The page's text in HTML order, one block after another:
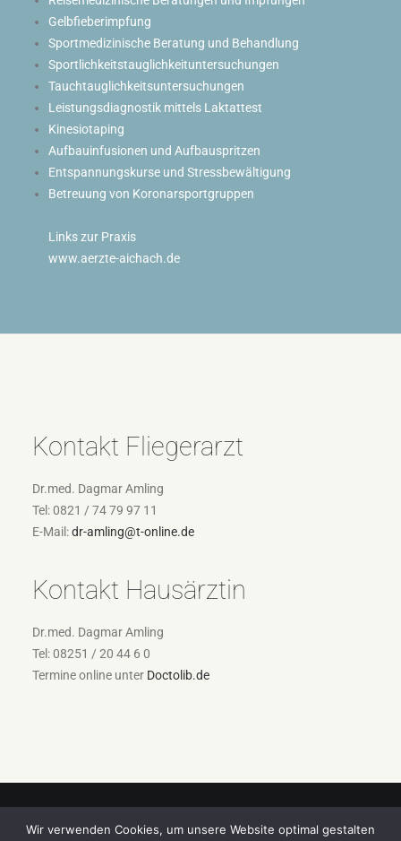
Gelbfieberimpfung
Sportmedizinische Beratung und Behandlung
Sportlichkeitstauglichkeituntersuchungen
Tauchtauglichkeitsuntersuchungen
Leistungsdiagnostik mittels Laktattest
Kinesiotaping
Aufbauinfusionen und Aufbauspritzen
Entspannungskurse und Stressbewältigung
Betreuung von Koronarsportgruppen
Links zur Praxis
www.aerzte-aichach.de
Kontakt Fliegerarzt
Dr.med. Dagmar Amling
Tel: 0821 / 74 79 97 11
E-Mail:dr-amling@t-online.de
Kontakt Hausärztin
Dr.med. Dagmar Amling
Tel: 08251 / 20 44 6 0
Termine online unter Doctolib.de
Wir verwenden Cookies, um unsere Website optimal gestalten